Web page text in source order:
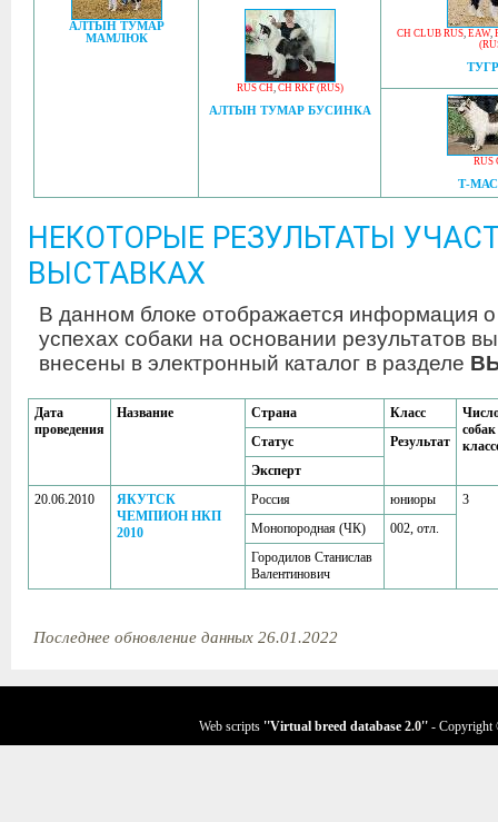
АЛТЫН ТУМАР
МАМЛЮК
RUS CH, CH RKF (RUS)
АЛТЫН ТУМАР БУСИНКА
CH CLUB RUS, EAW,
RUS
Т-
НЕКОТОРЫЕ РЕЗУЛЬТАТЫ
ВЫСТАВКАХ
В данном блоке отображается информация
успехах собаки на основании результатов
внесены в электронный каталог в разделе
Дата
проведения
Название Страна Класс
Статус
Результат
Эксперт
20.06.2010
ЯКУТСК
ЧЕМПИОН НКП
2010
Россия юниоры
3
Монопородная (ЧК)
002, отл.
Городилов Станислав
Валентинович
Последнее обновление данных 26.01.2022
Web scripts ''Virtual breed database 2.0'' - Copyright